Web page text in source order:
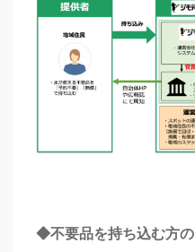
◆不要品を持ち込む方